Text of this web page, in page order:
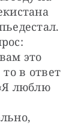
это
в ответ
люблю